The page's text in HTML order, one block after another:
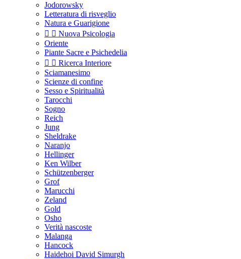
Jodorowsky
Letteratura di risveglio
Natura e Guarigione
  Nuova Psicologia
Oriente
Piante Sacre e Psichedelia
  Ricerca Interiore
Sciamanesimo
Scienze di confine
Sesso e Spiritualità
Tarocchi
Sogno
Reich
Jung
Sheldrake
Naranjo
Hellinger
Ken Wilber
Schützenberger
Grof
Marucchi
Zeland
Gold
Osho
Verità nascoste
Malanga
Hancock
Haidehoi David Simurgh